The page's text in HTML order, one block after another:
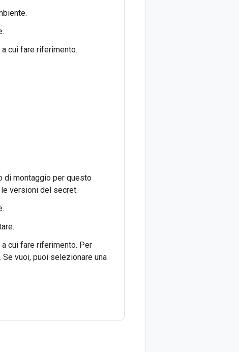
cui fare riferimento.
di montaggio per questo
versioni del secret.
cui fare riferimento. Per
vuoi, puoi selezionare una